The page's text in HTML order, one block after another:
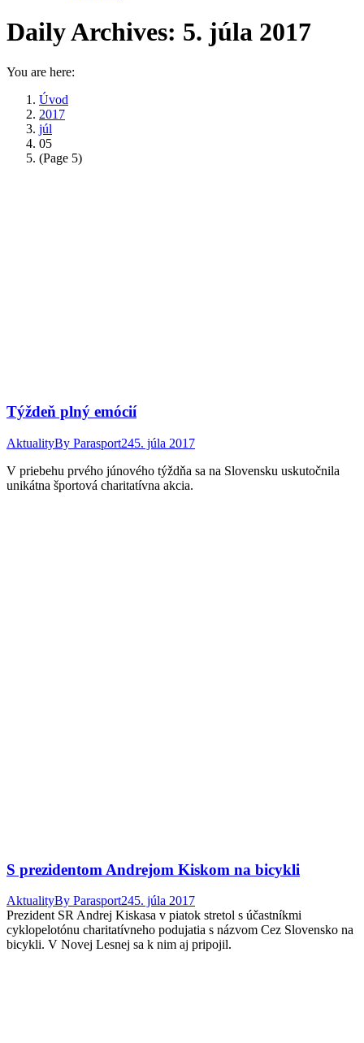
Daily Archives: 5. júla 2017
You are here:
Úvod
2017
júl
05
(Page 5)
Týždeň plný emócií
AktualityBy Parasport245. júla 2017
V priebehu prvého júnového týždňa sa na Slovensku uskutočnila
unikátna športová charitatívna akcia.
S prezidentom Andrejom Kiskom na bicykli
AktualityBy Parasport245. júla 2017
Prezident SR Andrej Kiskasa v piatok stretol s účastníkmi
cyklopelotónu charitatívneho podujatia s názvom Cez Slovensko na
bicykli. V Novej Lesnej sa k nim aj pripojil.